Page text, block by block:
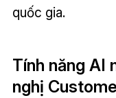
quốc gia.
Tính năng AI
nghị